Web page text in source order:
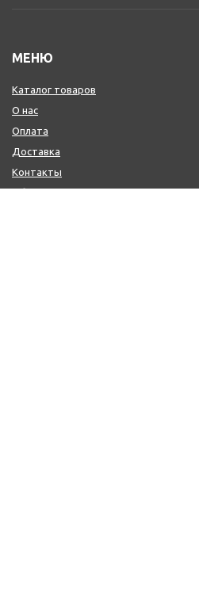
МЕНЮ
Каталог товаров
О нас
Оплата
Доставка
Контакты
Обмен и возврат